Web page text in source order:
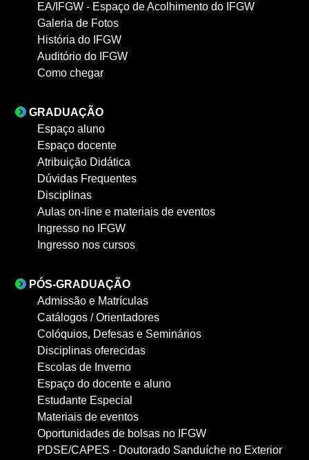
EA/IFGW - Espaço de Acolhimento do IFGW
Galeria de Fotos
História do IFGW
Auditório do IFGW
Como chegar
GRADUAÇÃO
Espaço aluno
Espaço docente
Atribuição Didática
Dúvidas Frequentes
Disciplinas
Aulas on-line e materiais de eventos
Ingresso no IFGW
Ingresso nos cursos
PÓS-GRADUAÇÃO
Admissão e Matrículas
Catálogos / Orientadores
Colóquios, Defesas e Seminários
Disciplinas oferecidas
Escolas de Inverno
Espaço do docente e aluno
Estudante Especial
Materiais de eventos
Oportunidades de bolsas no IFGW
PDSE/CAPES - Doutorado Sanduíche no Exterior